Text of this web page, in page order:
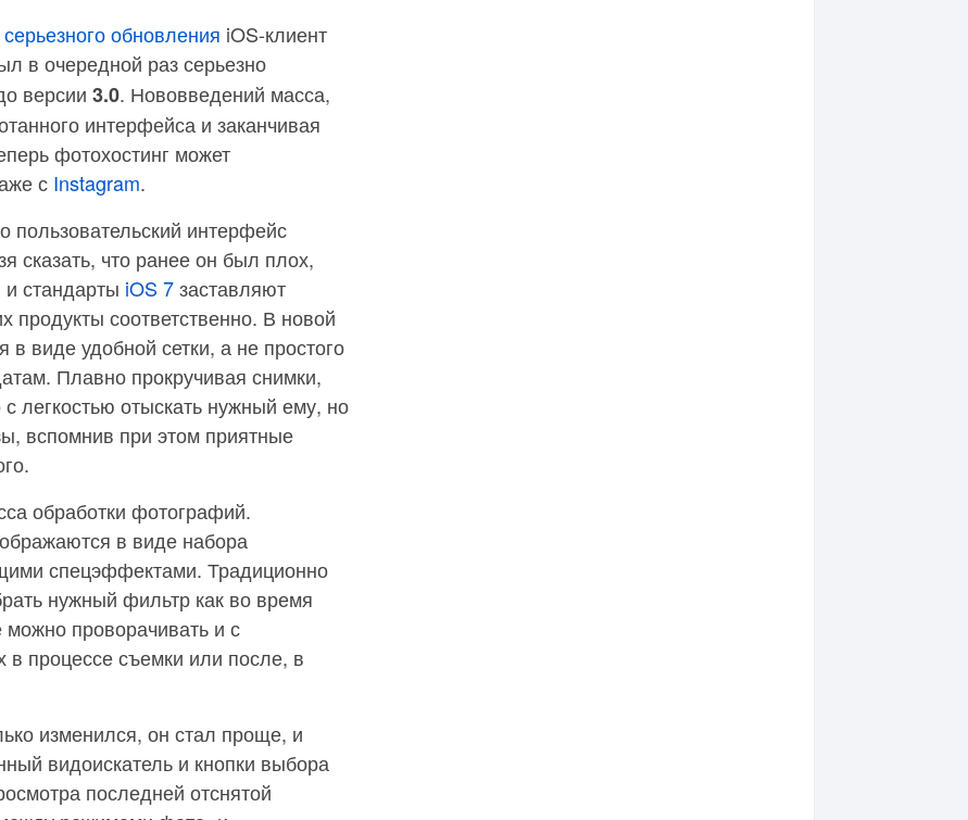
серьезного обновления iOS-клиент
в очередной раз серьезно
версии 3.0. Нововведений масса,
интерфейса и заканчивая
фотохостинг может
с Instagram.
пользовательский интерфейс
сказать, что ранее он был плох,
стандарты iOS 7заставляют
продукты соответственно. В новой
виде удобной сетки, а не простого
Плавно прокручивая снимки,
легкостью отыскать нужный ему, но
вспомнив при этом приятные
обработки фотографий.
в виде набора
спецэффектами. Традиционно
нужный фильтр как во время
проворачивать и с
в процессе съемки или после, в
изменился, он стал проще, и
видоискатель и кнопки выбора
последней отснятой